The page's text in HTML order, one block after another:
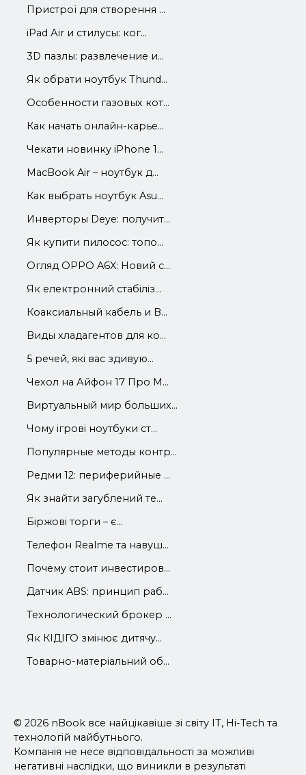
Пристрої для створення ...
iРad Аir и стилусы: ког...
3D пазлы: развлечение и...
Як обрати ноутбук Thund...
Особенности газовых кот...
Как начать онлайн-карье...
Чекати новинку iPhone 1...
MacBook Air – ноутбук д...
Как выбрать ноутбук Asu...
Инверторы Deye: получит...
Як купити пилосос: топо...
Огляд OPPO A6X: Новий с...
Як електронний стабіліз...
Коаксиальный кабель и В...
Виды хладагентов для ко...
5 речей, які вас здивую...
Чехол на Айфон 17 Про М...
Виртуальный мир больших...
Чому ігрові ноутбуки ст...
Популярные методы контр...
Редми 12: периферийные ...
Як знайти загублений те...
Біржові торги – є...
Телефон Realme та навуш...
Почему стоит инвестиров...
Датчик ABS: принцип раб...
Технологический брокер ...
Як КІДІГО змінює дитячу...
Товарно-матеріальний об...
© 2026 nBook все найцікавіше зі світу IT, Hi-Tech та
технологій майбутнього.
Компанія не несе відповідальності за можливі
негативні наслідки, що виникли в результаті